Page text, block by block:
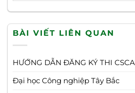
BÀI VIẾT LIÊN QUAN
HƯỚNG DẪN ĐĂNG KÝ THI CSCA
Đại học Công nghiệp Tây Bắc